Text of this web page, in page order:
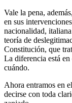
Vale la pena,
en sus
nacionalidad,
teoría de
Constitución, que
La diferencia está
cuándo.
Ahora entramos en
decirse con toda